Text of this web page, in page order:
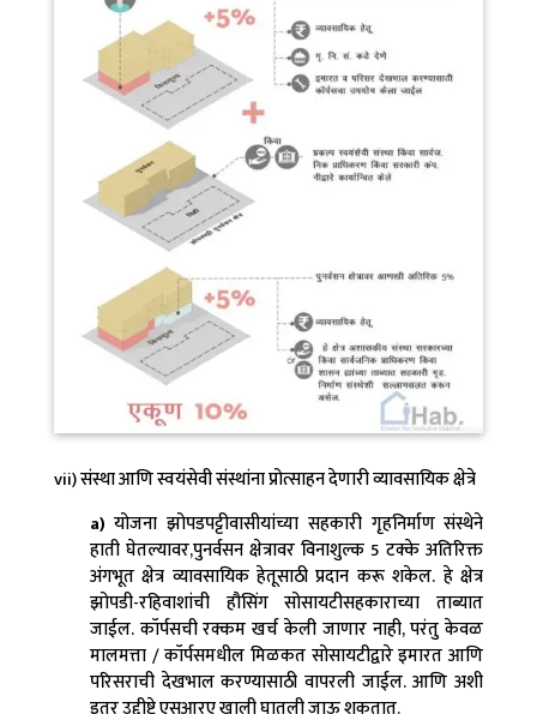
vii) संस्था आणि स्वयंसेवी संस्थांना प्रोत्साहन देणारी व्यावसायिक क्षेत्रे
a) योजना झोपडपट्टीवासीयांच्या सहकारी गृहनिर्माण संस्थेने
हाती घेतल्यावर,पुनर्वसन क्षेत्रावर विनाशुल्क 5 टक्के अतिरिक्त
अंगभूत क्षेत्र व्यावसायिक हेतूसाठी प्रदान करू शकेल. हे क्षेत्र
झोपडी-रहिवाशांची हौसिंग सोसायटीसहकाराच्या ताब्यात
जाईल. कॉर्पसची रक्कम खर्च केली जाणार नाही, परंतु केवळ
मालमत्ता / कॉर्पसमधील मिळकत सोसायटीद्वारे इमारत आणि
परिसराची देखभाल करण्यासाठी वापरली जाईल. आणि अशी